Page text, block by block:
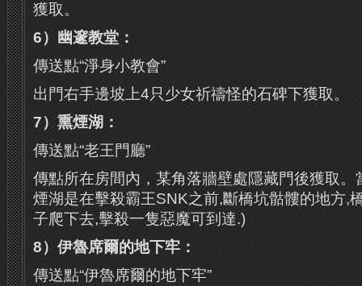
獲取。
6）幽邃教堂：
傳送點“淨身小教會”
出門右手邊坡上4只少女祈禱怪的石碑下獲取。
7）熏煙湖：
傳送點“老王門廳”
傳點所在房間內，某角落牆壁處隱藏門後獲取。
煙湖是在擊殺霸王SNK之前,斷橋坑骷髏的地方,
子爬下去,擊殺一隻惡魔可到達.)
8）伊魯席爾的地下牢：
傳送點“伊魯席爾的地下牢”